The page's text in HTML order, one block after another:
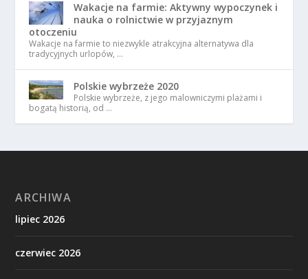
Wakacje na farmie: Aktywny wypoczynek i
nauka o rolnictwie w przyjaznym
otoczeniu
Wakacje na farmie to niezwykle atrakcyjna alternatywa dla
tradycyjnych urlopów, …
Polskie wybrzeże 2020
Polskie wybrzeże, z jego malowniczymi plażami i
bogatą historią, od …
ARCHIWA
lipiec 2026
czerwiec 2026